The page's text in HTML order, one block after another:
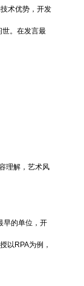
术优势，开发
世。在发言最
理解，艺术风
早的单位，开
以RPA为例，